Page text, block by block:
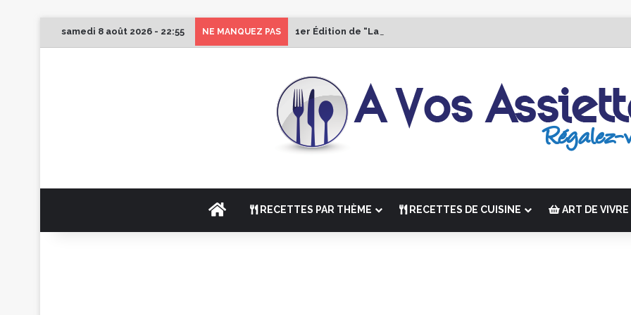
samedi 8 août 2026 - 22:55 NE MANQUEZ PAS 1er Édition de “La Semaine des Chefs” du 19 au 24 octobre 2026
ACCUEILRECETTES PAR THÈME RECETTES DE CUISINE ART DE VIVRE